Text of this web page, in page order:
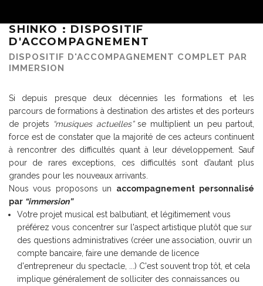
SHINKO : DISPOSITIF
D'ACCOMPAGNEMENT
DISPOSITIF D'ACCOMPAGNEMENT COMPLET PAR
IMMERSION
Si depuis presque deux décennies les formations et les
parcours de formations à destination des artistes et des porteurs
de projets “musiques actuelles”se multiplient un peu partout,
force est de constater que la majorité de ces acteurs continuent
à rencontrer des difficultés quant à leur développement. Sauf
pour de rares exceptions, ces difficultés sont d’autant plus
grandes pour les nouveaux arrivants.
Nous vous proposons un accompagnement personnalisé
par “immersion”
Votre projet musical est balbutiant, et légitimement vous
préférez vous concentrer sur l'aspect artistique plutôt que sur
des questions administratives (créer une association, ouvrir un
compte bancaire, faire une demande de licence
d'entrepreneur du spectacle, ...) C'est souvent trop tôt, et cela
implique généralement de solliciter des connaissances ou